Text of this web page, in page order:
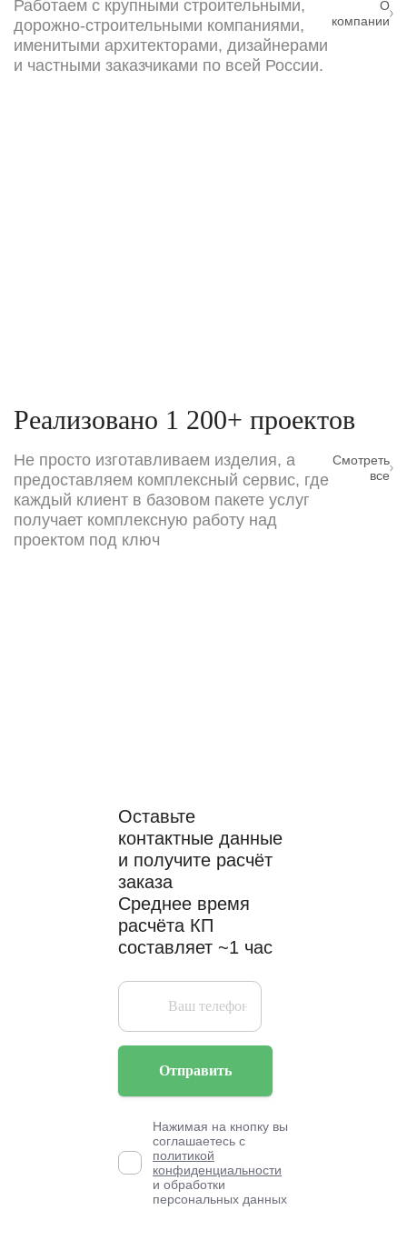
Работаем с крупными строительными,
дорожно-строительными компаниями,
именитыми архитекторами, дизайнерами
и частными заказчиками по всей России.
О
компании
Реализовано 1 200+ проектов
Не просто изготавливаем изделия, а
предоставляем комплексный сервис, где
каждый клиент в базовом пакете услуг
получает комплексную работу над
проектом под ключ
Смотреть
все
Оставьте
контактные данные
и получите расчёт
заказа
Среднее время
расчёта КП
составляет ~1 час
Отправить
Нажимая на кнопку вы
соглашаетесь с
политикой
конфиденциальности
и обработки
персональных данных